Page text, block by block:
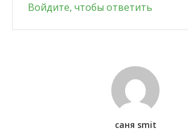
Войдите, чтобы ответить
саня smit